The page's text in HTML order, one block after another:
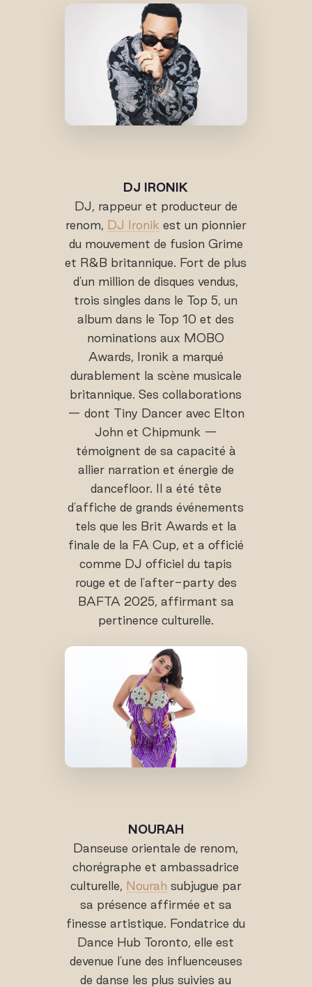
DJ IRONIK
DJ, rappeur et producteur de
renom, DJ Ironik est un pionnier
du mouvement de fusion Grime
et R&B britannique. Fort de plus
d'un million de disques vendus,
trois singles dans le Top 5, un
album dans le Top 10 et des
nominations aux MOBO
Awards, Ironik a marqué
durablement la scène musicale
britannique. Ses collaborations
— dont Tiny Dancer avec Elton
John et Chipmunk —
témoignent de sa capacité à
allier narration et énergie de
dancefloor. Il a été tête
d'affiche de grands événements
tels que les Brit Awards et la
finale de la FA Cup, et a officié
comme DJ officiel du tapis
rouge et de l'after-party des
BAFTA 2025, affirmant sa
pertinence culturelle.
NOURAH
Danseuse orientale de renom,
chorégraphe et ambassadrice
culturelle, Nourah subjugue par
sa présence affirmée et sa
finesse artistique. Fondatrice du
Dance Hub Toronto, elle est
devenue l'une des influenceuses
de danse les plus suivies au